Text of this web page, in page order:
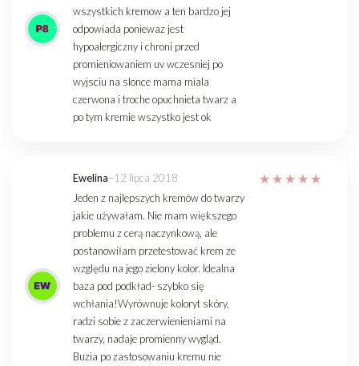
wszystkich kremow a ten bardzo jej
odpowiada poniewaz jest
hypoalergiczny i chroni przed
promieniowaniem uv wczesniej po
wyjsciu na slonce mama miala
czerwona i troche opuchnieta twarz a
po tym kremie wszystko jest ok
Ewelina–12 lipca 2018
Jeden z najlepszych kremów do twarzy
jakie używałam. Nie mam większego
problemu z cerą naczynkową, ale
postanowiłam przetestować krem ze
względu na jego zielony kolor. Idealna
baza pod podkład- szybko się
wchłania!Wyrównuje koloryt skóry,
radzi sobie z zaczerwienieniami na
twarzy, nadaje promienny wygląd.
Buzia po zastosowaniu kremu nie